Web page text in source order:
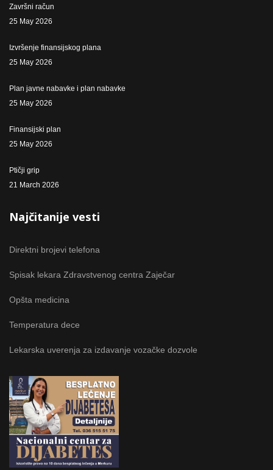
Završni račun
25 May 2026
Izvršenje finansijskog plana
25 May 2026
Plan javne nabavke i plan nabavke
25 May 2026
Finansijski plan
25 May 2026
Ptičji grip
21 March 2026
Najčitanije vesti
Direktni brojevi telefona
Spisak lekara Zdravstvenog centra Zaječar
Opšta medicina
Temperatura dece
Lekarska uverenja za izdavanje vozačke dozvole